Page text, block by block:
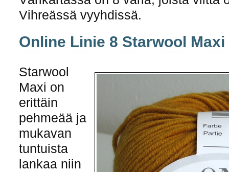
Vihreässä vyyhdissä.
Online Linie 8 Starwool Maxi
Starwool
Maxi on
erittäin
pehmeää ja
mukavan
tuntuista
lankaa niin